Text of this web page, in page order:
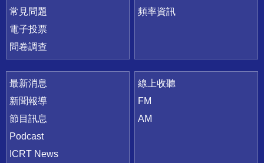
常見問題
電子投票
問卷調查
頻率資訊
最新消息
新聞報導
節目訊息
Podcast
ICRT News
線上收聽
FM
AM